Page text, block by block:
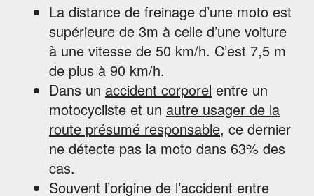
La distance de freinage d’une moto est
supérieure de 3m à celle d’une voiture
à une vitesse de 50 km/h. C’est 7,5 m
de plus à 90 km/h.
Dans un accident corporel entre un
motocycliste et un autre usager de la
route présumé responsable, ce dernier
ne détecte pas la moto dans 63% des
cas.
Souvent l’origine de l’accident entre